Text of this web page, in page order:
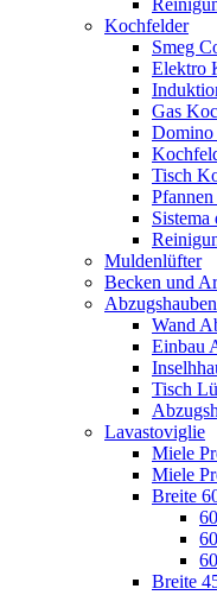
Kochfelder
Smeg
Elektro
Gas
Tisch
Muldenlüfter
Becken und
Abzugshauben
Wand
Einbau
Tisch
Lavastoviglie
Miele
Miele
Breite
Breite